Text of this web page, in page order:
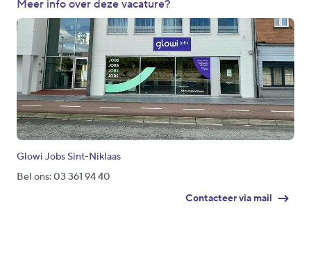
Meer info over deze vacature?
Glowi Jobs Sint-Niklaas
Bel ons: 03 361 94 40
Contacteer via mail